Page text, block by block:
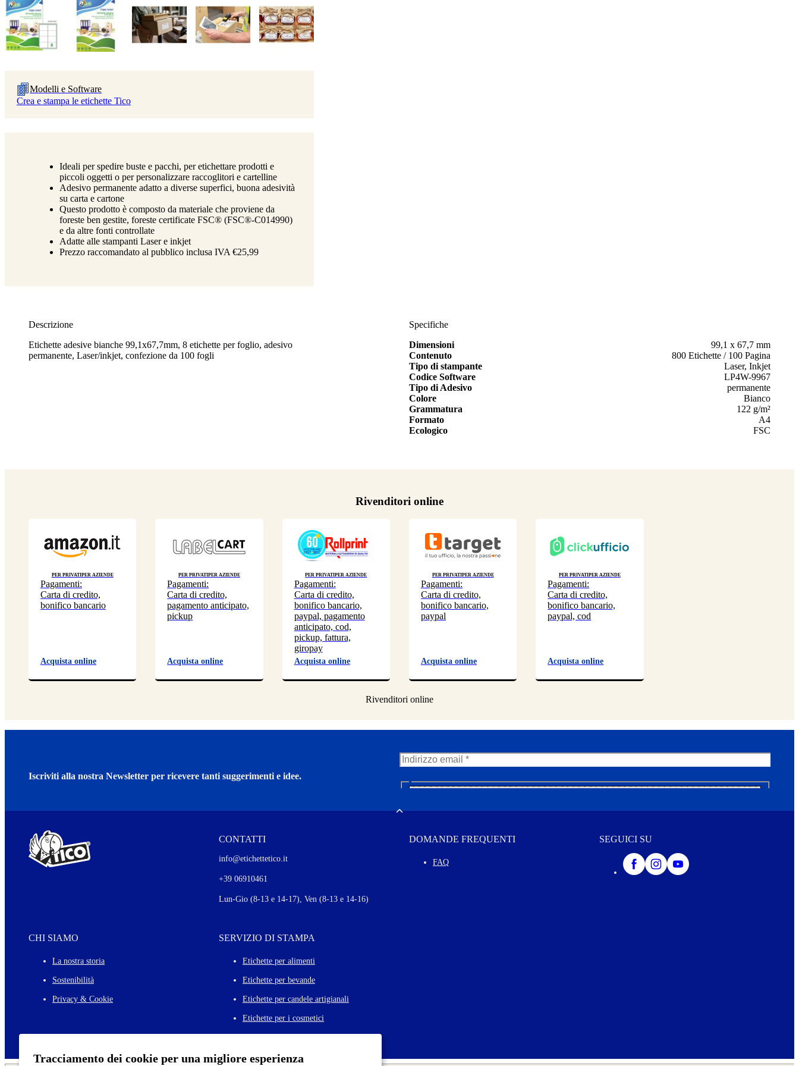
Tracciamento dei cookie per una migliore esperienza
Modelli e Software
Crea e stampa le etichette Tico
Ideali per spedire buste e pacchi, per etichettare prodotti e
piccoli oggetti o per personalizzare raccoglitori e cartelline
Adesivo permanente adatto a diverse superfici, buona adesività
su carta e cartone
Questo prodotto è composto da materiale che proviene da
foreste ben gestite, foreste certificate FSC® (FSC®-C014990)
e da altre fonti controllate
Adatte alle stampanti Laser e inkjet
Prezzo raccomandato al pubblico inclusa IVA €25,99
Descrizione
Etichette adesive bianche 99,1x67,7mm, 8 etichette per foglio, adesivo
permanente, Laser/inkjet, confezione da 100 fogli
Specifiche
Dimensioni
99,1 x 67,7 mm
Contenuto
800 Etichette / 100 Pagina
Tipo di stampante
Laser, Inkjet
Codice Software
LP4W-9967
Tipo di Adesivo
permanente
Colore
Bianco
Grammatura
122 g/m²
Formato
A4
Ecologico
FSC
Rivenditori online
Per privatiPer aziende
Pagamenti:
Carta di credito,
bonifico bancario
Acquista online
Per privatiPer aziende
Pagamenti:
Carta di credito,
pagamento anticipato,
pickup
Acquista online
Per privatiPer aziende
Pagamenti:
Carta di credito,
bonifico bancario,
paypal, pagamento
anticipato, cod,
pickup, fattura,
giropay
Acquista online
Per privatiPer aziende
Pagamenti:
Carta di credito,
bonifico bancario,
paypal
Acquista online
Per privatiPer aziende
Pagamenti:
Carta di credito,
bonifico bancario,
paypal, cod
Acquista online
Iscriviti alla nostra Newsletter per ricevere tanti suggerimenti e idee.
N
e
Autorizzo il trattamento dei miei dati per l’invio della vostra Newsletter
CONTATTI
info@etichettetico.it
+39 06910461
Lun-Gio (8-13 e 14-17), Ven (8-13 e 14-16)
DOMANDE FREQUENTI
FAQ
SEGUICI SU
CHI SIAMO
La nostra storia
Sostenibilità
Privacy & Cookie
SERVIZIO DI STAMPA
Etichette per alimenti
Etichette per bevande
Etichette per candele artigianali
Etichette per i cosmetici